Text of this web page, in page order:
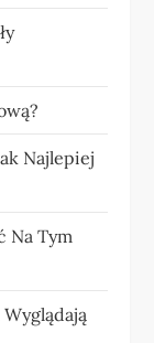
Najlepiej
Na Tym
Wyglądają